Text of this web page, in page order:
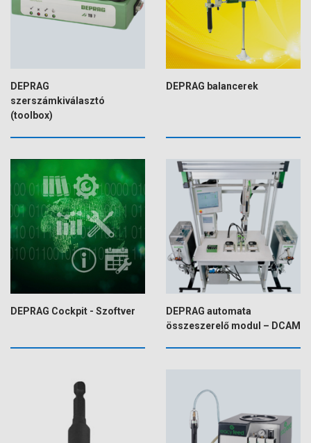
DEPRAG
szerszámkiválasztó
(toolbox)
DEPRAG balancerek
DEPRAG Cockpit - Szoftver
DEPRAG automata
összeszerelő modul – DCAM